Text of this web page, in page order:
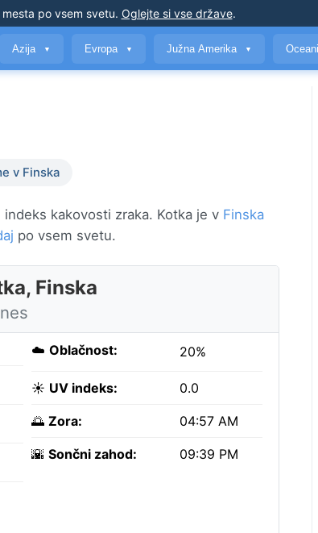
po vsem svetu. Oglejte si vse države.
Azija ▼ Evropa ▼ Južna Amerika ▼
v Finska
kakovosti zraka. Kotka je v Finska
po vsem svetu.
Finska
☁️ Oblačnost: 20%
☀️ UV indeks: 0.0
🌅 Zora: 04:57 AM
🌇 Sončni zahod: 09:39 PM